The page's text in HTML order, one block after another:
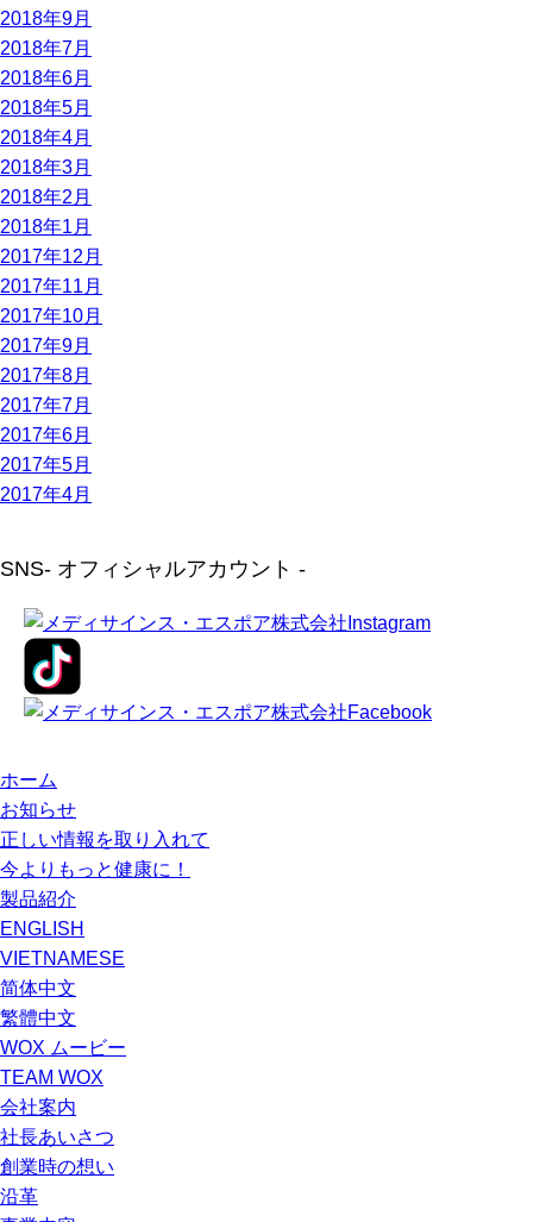
2018年9月
2018年7月
2018年6月
2018年5月
2018年4月
2018年3月
2018年2月
2018年1月
2017年12月
2017年11月
2017年10月
2017年9月
2017年8月
2017年7月
2017年6月
2017年5月
2017年4月
SNS- オフィシャルアカウント -
ホーム
お知らせ
正しい情報を取り入れて
今よりもっと健康に！
製品紹介
ENGLISH
VIETNAMESE
简体中文
繁體中文
WOX ムービー
TEAM WOX
会社案内
社長あいさつ
創業時の想い
沿革